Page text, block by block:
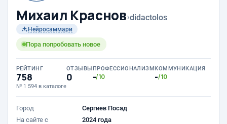
Михаил Краснов›didactolos
Нейросаммари
Пора попробовать новое
РЕЙТИНГ
758
№ 1 594 в каталоге
ОТЗЫВЫ
0
ПРОФЕССИОНАЛИЗМ
-/10
КОММУНИКАЦИЯ
-/10
Город
Сергиев Посад
На сайте с
2024 года